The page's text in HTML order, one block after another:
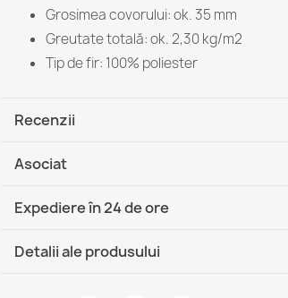
Grosimea covorului: ok. 35 mm
Greutate totală: ok. 2,30 kg/m2
Tip de fir: 100% poliester
Recenzii
Asociat
Expediere în 24 de ore
DHL / GLS România - Ramburs (COD)
Detalii ale produsului